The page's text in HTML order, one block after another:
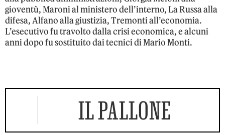
gioventù, Maroni al ministero dell’interno, La Russa alla
difesa, Alfano alla giustizia, Tremonti all’economia.
L’esecutivo fu travolto dalla crisi economica, e alcuni
anni dopo fu sostituito dai tecnici di Mario Monti.
IL PALLONE